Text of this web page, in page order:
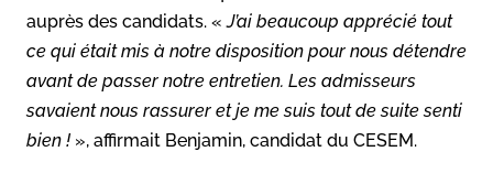
auprès des candidats. «J’ai beaucoup apprécié tout
ce qui était mis à notre disposition pour nous détendre
avant de passer notre entretien. Les admisseurs
savaient nous rassurer et je me suis tout de suite senti
bien ! », affirmait Benjamin, candidat du CESEM.